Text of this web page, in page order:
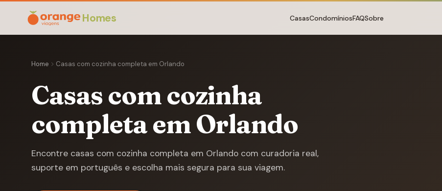
Homes CasasCondomíniosFAQSobre
Home Casas com cozinha completa em Orlando
Casas com cozinha
completa em Orlando
Encontre casas com cozinha completa em Orlando com curadoria real,
suporte em português e escolha mais segura para sua viagem.